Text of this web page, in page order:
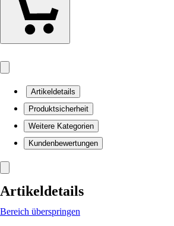
Artikeldetails
Produktsicherheit
Weitere Kategorien
Kundenbewertungen
Artikeldetails
Bereich überspringen